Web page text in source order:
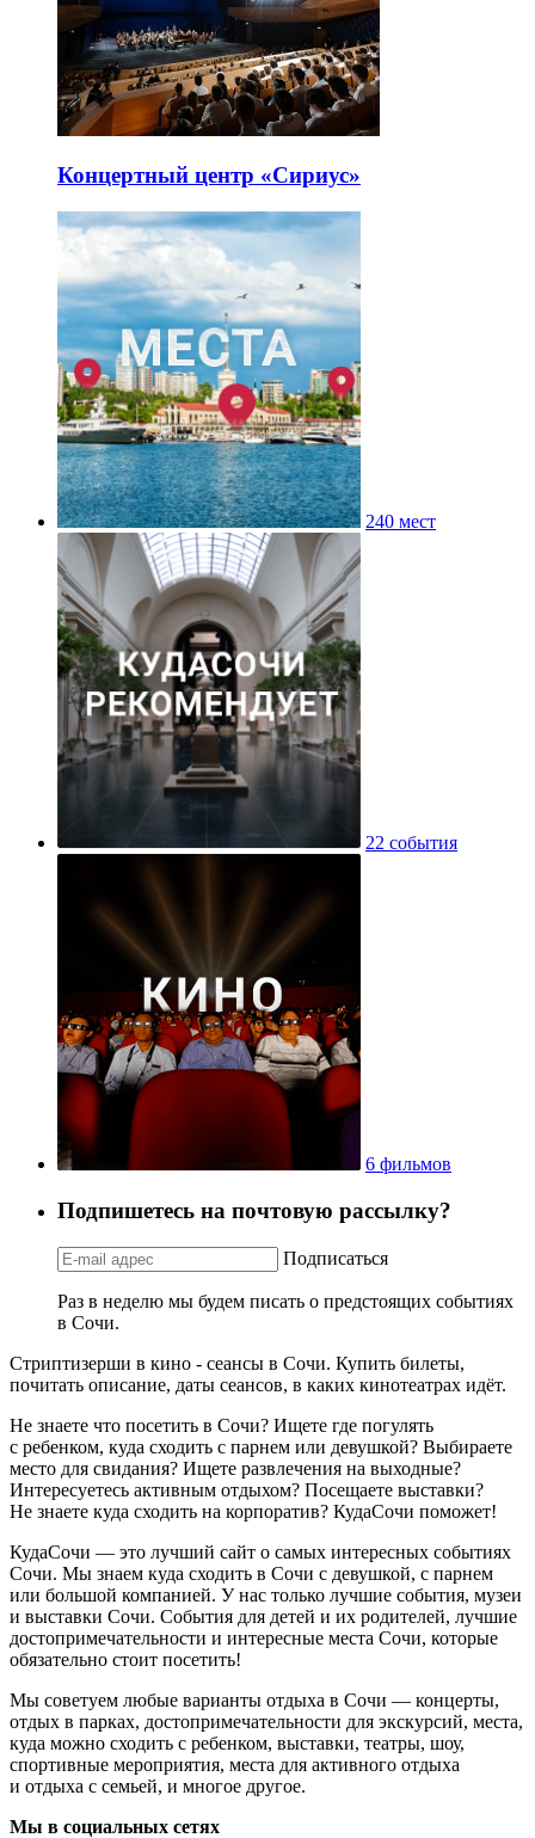
Концертный центр «Сириус»
240 мест
22 события
6 фильмов
Подпишетесь на почтовую рассылку?
Подписаться
Раз в неделю мы будем писать о предстоящих событиях
в Сочи.
Стриптизерши в кино - сеансы в Сочи. Купить билеты,
почитать описание, даты сеансов, в каких кинотеатрах идёт.
Не знаете что посетить в Сочи? Ищете где погулять
с ребенком, куда сходить с парнем или девушкой? Выбираете
место для свидания? Ищете развлечения на выходные?
Интересуетесь активным отдыхом? Посещаете выставки?
Не знаете куда сходить на корпоратив? КудаСочи поможет!
КудаСочи — это лучший сайт о самых интересных событиях
Сочи. Мы знаем куда сходить в Сочи с девушкой, с парнем
или большой компанией. У нас только лучшие события, музеи
и выставки Сочи. События для детей и их родителей, лучшие
достопримечательности и интересные места Сочи, которые
обязательно стоит посетить!
Мы советуем любые варианты отдыха в Сочи — концерты,
отдых в парках, достопримечательности для экскурсий, места,
куда можно сходить с ребенком, выставки, театры, шоу,
спортивные мероприятия, места для активного отдыха
и отдыха с семьей, и многое другое.
Мы в социальных сетях